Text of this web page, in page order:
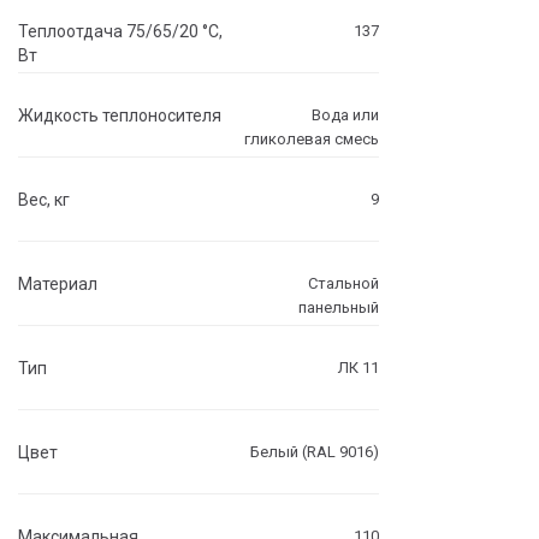
Теплоотдача 75/65/20 °C,
Вт
137
Жидкость теплоносителя
Вода или
гликолевая смесь
Вес, кг 9
Материал
Стальной
панельный
Тип ЛК 11
Цвет Белый (RAL 9016)